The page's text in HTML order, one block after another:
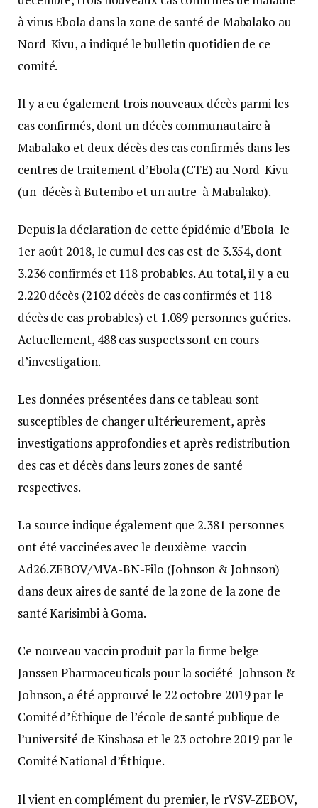
à virus Ebola dans la zone de santé de Mabalako au
Nord-Kivu, a indiqué le bulletin quotidien de ce
comité.
Il y a eu également trois nouveaux décès parmi les
cas confirmés, dont un décès communautaire à
Mabalako et deux décès des cas confirmés dans les
centres de traitement d’Ebola (CTE) au Nord-Kivu
(un décès à Butembo et un autre à Mabalako).
Depuis la déclaration de cette épidémie d’Ebola le
1er août 2018, le cumul des cas est de 3.354, dont
3.236 confirmés et 118 probables. Au total, il y a eu
2.220 décès (2102 décès de cas confirmés et 118
décès de cas probables) et 1.089 personnes guéries.
Actuellement, 488 cas suspects sont en cours
d’investigation.
Les données présentées dans ce tableau sont
susceptibles de changer ultérieurement, après
investigations approfondies et après redistribution
des cas et décès dans leurs zones de santé
respectives.
La source indique également que 2.381 personnes
ont été vaccinées avec le deuxième vaccin
Ad26.ZEBOV/MVA-BN-Filo (Johnson & Johnson)
dans deux aires de santé de la zone de la zone de
santé Karisimbi à Goma.
Ce nouveau vaccin produit par la firme belge
Janssen Pharmaceuticals pour la société Johnson &
Johnson, a été approuvé le 22 octobre 2019 par le
Comité d’Éthique de l’école de santé publique de
l’université de Kinshasa et le 23 octobre 2019 par le
Comité National d’Éthique.
Il vient en complément du premier, le rVSV-ZEBOV,